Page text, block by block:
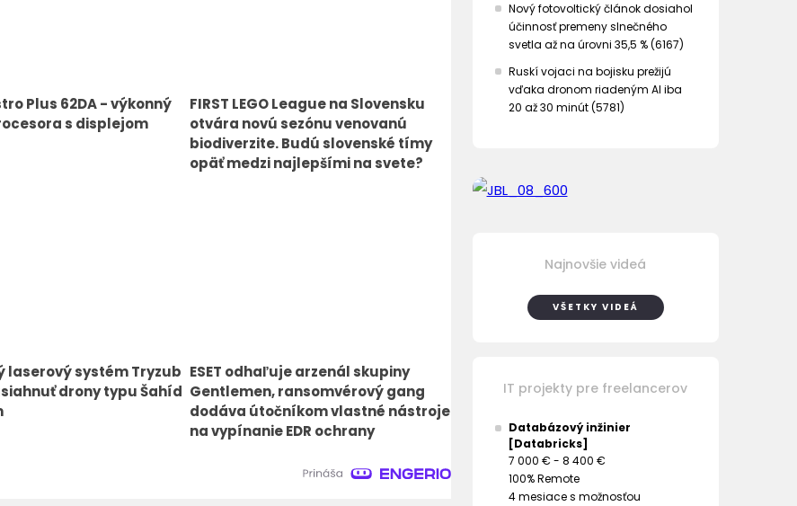
Plus 62DA - výkonný
s displejom
FIRST LEGO League na Slovensku
otvára novú sezónu venovanú
biodiverzite. Budú slovenské tímy
opäť medzi najlepšími na svete?
laserový systém Tryzub
drony typu Šahíd
ESET odhaľuje arzenál skupiny
Gentlemen, ransomvérový gang
dodáva útočníkom vlastné nástroje
na vypínanie EDR ochrany
Nový fotovoltický článok dosiahol
účinnosť premeny slnečného
svetla až na úrovni 35,5 % (6167)
Ruskí vojaci na bojisku prežijú
vďaka dronom riadeným AI iba
20 až 30 minút (5781)
Najnovšie videá
VŠETKY VIDEÁ
IT projekty pre freelancerov
Databázový inžinier
[Databricks]
7 000 € - 8 400 €
100% Remote
4 mesiace s možnosťou